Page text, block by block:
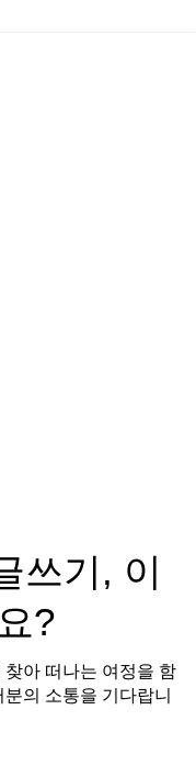
쓰기, 이
?
아 떠나는 여정을 함
의 소통을 기다랍니